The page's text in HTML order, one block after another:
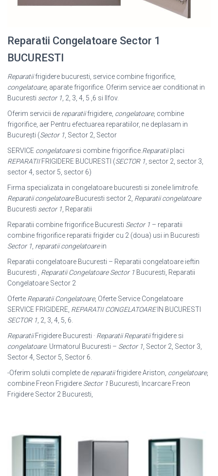
Reparatii Congelatoare Sector 1
BUCURESTI
Reparatiifrigidere bucuresti, service combine frigorifice,
congelatoare, aparate frigorifice. Oferim service aer conditionat in
Bucuresti sector 1 , 2, 3, 4, 5 ,6 si Ilfov.
Oferim servicii de reparatiifrigidere, congelatoare, combine
frigorifice, aer Pentru efectuarea reparatiilor, ne deplasam in
București (Sector 1 , Sector 2, Sector
SERVICE congelatoaresi combine frigorifice. Reparatiiplaci
REPARATIIFRIGIDERE BUCURESTI (SECTOR 1 , sector 2, sector 3,
sector 4, sector 5, sector 6)
Firma specializata in congelatoare bucuresti si zonele limitrofe.
Reparatii congelatoareBucuresti sector 2, Reparatii congelatoare
Bucuresti sector 1 , Reparatii
Reparatii combine frigorifice Bucuresti Sector 1 – reparatii
combine frigorifice reparatii frigider cu 2 (doua) usi in Bucuresti
Sector 1 reparatii congelatoarein
Reparatii congelatoare Bucuresti – Reparatii congelatoare ieftin
Bucuresti , Reparatii Congelatoare Sector 1 Bucuresti, Reparatii
Congelatoare Sector 2
Oferte Reparatii Congelatoare, Oferte Service Congelatoare
SERVICE FRIGIDERE, REPARATII CONGELATOAREIN BUCURESTI
SECTOR 1 , 2, 3, 4, 5 , 6.
ReparatiiFrigidere Bucuresti · Reparatii Reparatiifrigidere si
congelatoare. Urmatorul Bucuresti – Sector 1 , Sector 2, Sector 3,
Sector 4, Sector 5, Sector 6.
-Oferim solutii complete de reparatiifrigidere Ariston, congelatoare,
combine Freon Frigidere Sector 1 Bucuresti, Incarcare Freon
Frigidere Sector 2 Bucuresti,